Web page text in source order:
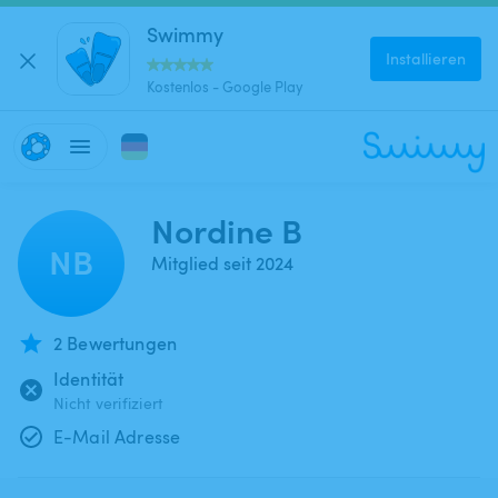
Swimmy
Kostenlos - Google Play
Installieren
NB
Nordine B
Mitglied seit 2024
2 Bewertungen
Identität
Nicht verifiziert
E-Mail Adresse